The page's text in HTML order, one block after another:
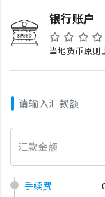
银行账户
当地货币原则
请输入汇款额
汇款金额
手续费